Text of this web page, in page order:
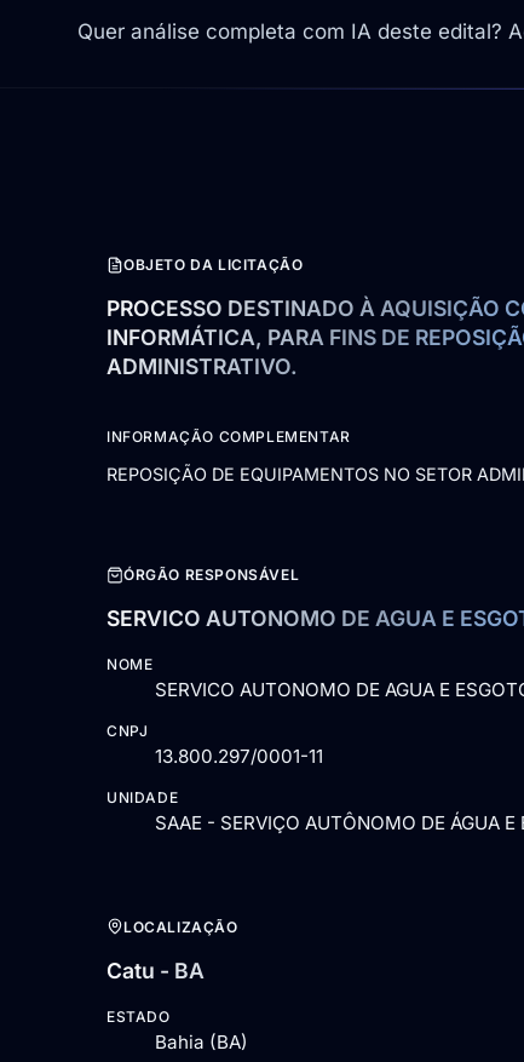
Quer análise completa com IA deste edital?
OBJETO DA LICITAÇÃO
PROCESSO DESTINADO À AQUISIÇÃO
INFORMÁTICA, PARA FINS DE
ADMINISTRATIVO.
INFORMAÇÃO COMPLEMENTAR
REPOSIÇÃO DE EQUIPAMENTOS NO SETOR
ÓRGÃO RESPONSÁVEL
SERVICO AUTONOMO DE AGUA E
NOME
SERVICO AUTONOMO DE AGUA E
CNPJ
13.800.297/0001-11
UNIDADE
SAAE - SERVIÇO AUTÔNOMO DE ÁGUA E
LOCALIZAÇÃO
Catu - BA
ESTADO
Bahia (BA)